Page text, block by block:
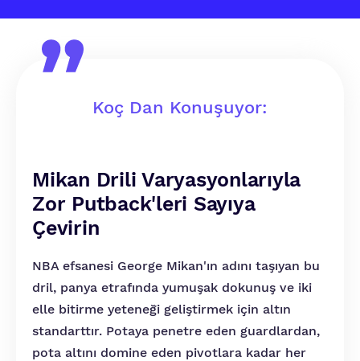
Koç Dan Konuşuyor:
Mikan Drili Varyasyonlarıyla
Zor Putback'leri Sayıya
Çevirin
NBA efsanesi George Mikan'ın adını taşıyan bu
dril, panya etrafında yumuşak dokunuş ve iki
elle bitirme yeteneği geliştirmek için altın
standarttır. Potaya penetre eden guardlardan,
pota altını domine eden pivotlara kadar her